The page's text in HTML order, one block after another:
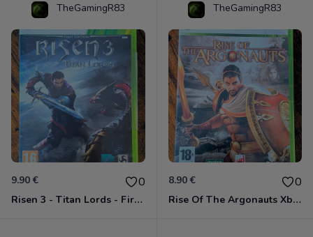
TheGamingR83
9.90 € 0
Risen 3 - Titan Lords - First Edition Xbox 360
TheGamingR83
8.90 € 0
Rise Of The Argonauts Xbox 360